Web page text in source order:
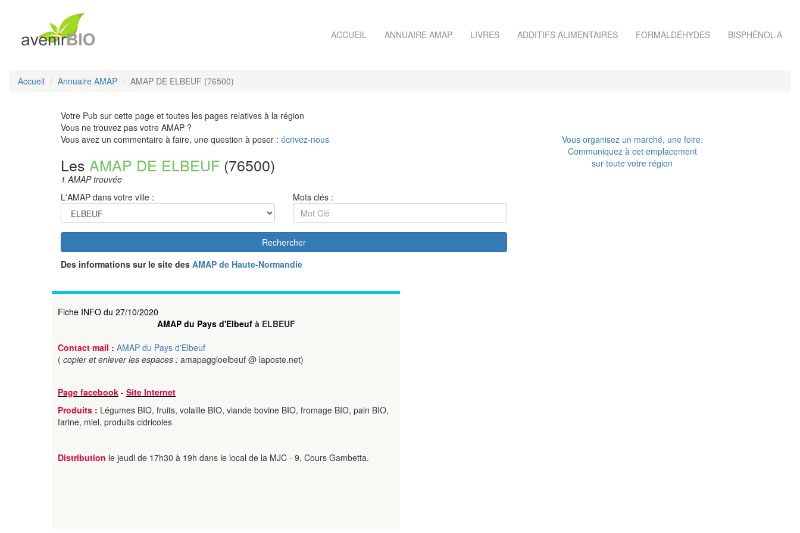
ACCUEIL ANNUAIRE AMAP LIVRES ADDITIFS ALIMENTAIRES FORMALDÉHYDES BISPHÉNOL-A
Accueil Annuaire AMAP AMAP DE ELBEUF (76500)
Votre Pub sur cette page et toutes les pages relatives à la région
Vous ne trouvez pas votre AMAP ?
Vous avez un commentaire à faire, une question à poser : écrivez-nous
Les AMAP DE ELBEUF (76500)
1 AMAP trouvée
L'AMAP dans votre ville :
Mots clés :
Rechercher
Des informations sur le site des AMAP de Haute-Normandie
Vous organisez un marché, une foire.
Communiquez à cet emplacement
sur toute votre région
Fiche INFO du 27/10/2020
AMAP du Pays d'Elbeufà ELBEUF
Contact mail : AMAP du Pays d'Elbeuf
( copier et enlever les espaces : amapaggloelbeuf @ laposte.net)
Page facebook - Site Internet
Produits : Légumes BIO, fruits, volaille BIO, viande bovine BIO, fromage BIO, pain BIO,
farine, miel, produits cidricoles
Distribution le jeudi de 17h30 à 19h dans le local de la MJC - 9, Cours Gambetta.